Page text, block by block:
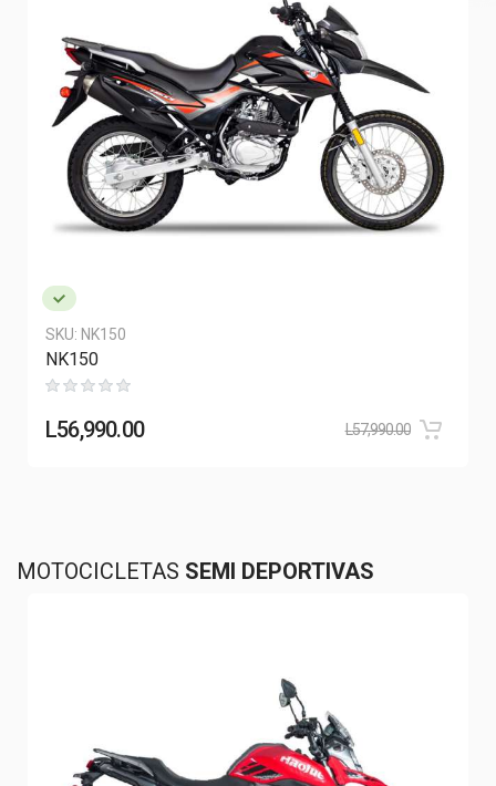
SKU: NK150
NK150
L56,990.00 L57,990.00
MOTOCICLETAS SEMI DEPORTIVAS